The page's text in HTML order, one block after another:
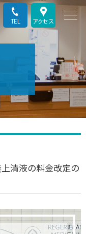
TEL アクセス
清液の料金改定の